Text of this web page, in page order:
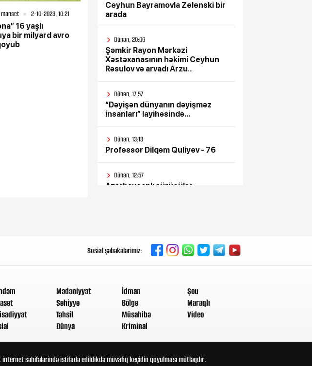
2-10-2023, 10:21
16 yaşlı
bir milyard avro
Ceyhun Bayramovla Zelenski bir
arada
Dünən, 20:06
Şəmkir Rayon Mərkəzi
Xəstəxanasının həkimi Ceyhun
Rəsulov və arvadı Arzu
ölümü ilə bağlı Şəmkir rayon
prokrurluğunda araşdırma
aparılır
Dünən, 17:57
“Dəyişən dünyanın dəyişməz
insanları” layihəsində...
Dünən, 13:13
Professor Dilqəm Quliyev - 76
Dünən, 12:57
Azərbaycanlı sürücülər
heç nə qazandırmadı...
Dünən, 11:47
Vahid aylıq müavinət kimlərə
verilir? - Dövlət Komitəsindən
açıqlama vahid-ayliq-muavinet-
Sosial şəbəkələrimiz:
Mədəniyyət
Səhiyyə
Təhsil
Dünya
İdman
Bölgə
Müsahibə
Kriminal
Şou
Maraqlı
Video
səhifələrində istifadə edildikdə müvafiq keçidin qoyulması mütləqdir.